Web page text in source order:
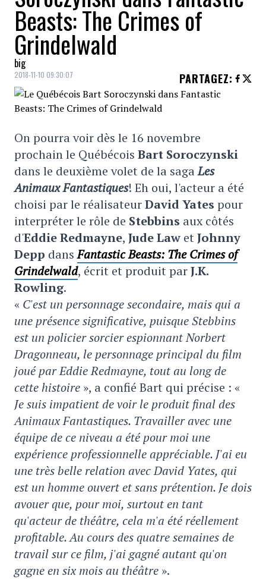
Beasts: The Crimes of
Grindelwald
big
2018-11-10 09:30:07 PARTAGEZ:
On pourra voir dès le 16 novembre
prochain le Québécois Bart Soroczynski
dans le deuxième volet de la sagaLes
Animaux Fantastiques! Eh oui, l'acteur a été
choisi par le réalisateurDavid Yates pour
interpréter le rôle de Stebbins aux côtés
d'Eddie Redmayne, Jude Law et Johnny
Depp dansFantastic Beasts: The Crimes of
Grindelwald, écrit et produit parJ.K.
Rowling.
« C'est un personnage secondaire, mais qui a
une présence significative, puisque Stebbins
est un policier sorcier espionnant Norbert
Dragonneau, le personnage principal du film
joué par Eddie Redmayne, tout au long de
cette histoire », a confié Bart qui précise : «
Je suis impatient de voir le produit final des
Animaux Fantastiques. Travailler avec une
équipe de ce niveau a été pour moi une
expérience professionnelle appréciable. J'ai eu
une très belle relation avec David Yates, qui
est un homme ouvert et sans prétention. Je dois
avouer que, pour moi, surtout en tant
qu'acteur de théâtre, cela m'a été réellement
profitable. Au cours des quatre semaines de
travail sur ce film, j'ai gagné autant qu'on
gagne en six mois au théâtre ».